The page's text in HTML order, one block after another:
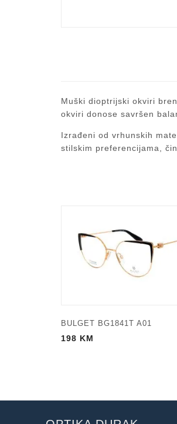
Muški dioptrijski okviri
okviri donose savršen
Izrađeni od vrhunskih
stilskim preferencijama,
BULGET BG1841T A01
198 KM